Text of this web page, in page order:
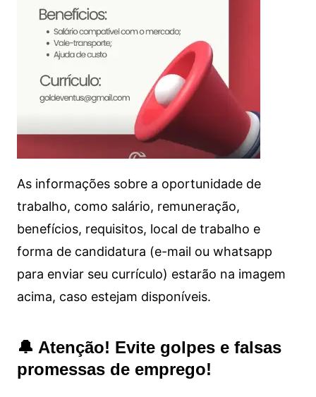
As informações sobre a oportunidade de
trabalho, como salário, remuneração,
benefícios, requisitos, local de trabalho e
forma de candidatura (e-mail ou whatsapp
para enviar seu currículo) estarão na imagem
acima, caso estejam disponíveis.
🔔 Atenção! Evite golpes e falsas
promessas de emprego!